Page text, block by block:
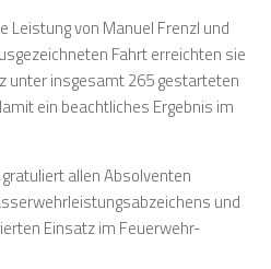
Leistung von Manuel Frenzl und
Fahrt erreichten sie
unter insgesamt 265 gestarteten
ein beachtliches Ergebnis im
allen Absolventen
und
Einsatz im Feuerwehr-